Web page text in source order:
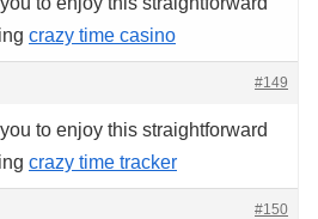
crazy time casino
#149
to enjoy this straightforward
crazy time tracker
#150